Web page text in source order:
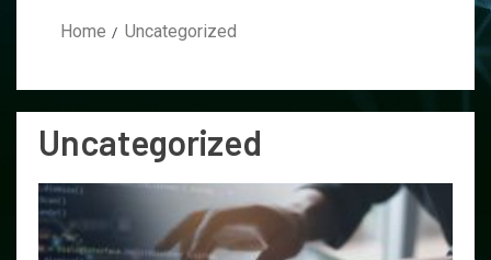
Home Uncategorized
Uncategorized